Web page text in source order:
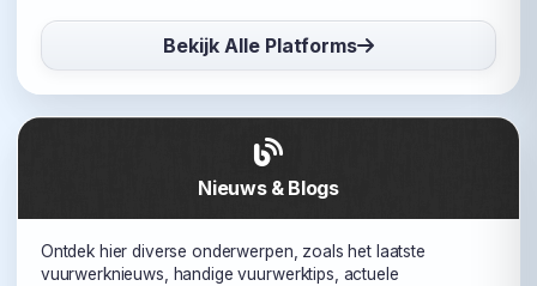
Bekijk Alle Platforms
Nieuws & Blogs
Ontdek hier diverse onderwerpen, zoals het laatste
vuurwerknieuws, handige vuurwerktips, actuele